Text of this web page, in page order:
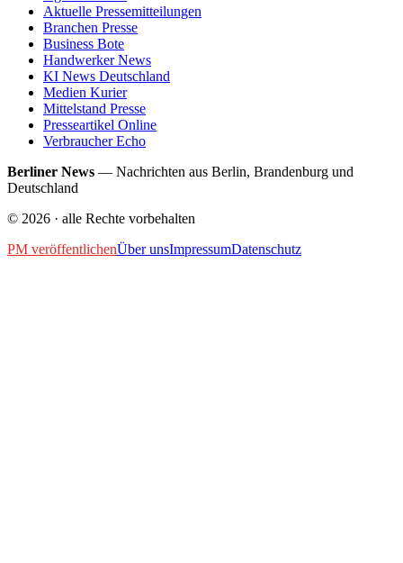
Aktuelle Pressemitteilungen
Branchen Presse
Business Bote
Handwerker News
KI News Deutschland
Medien Kurier
Mittelstand Presse
Presseartikel Online
Verbraucher Echo
Berliner News — Nachrichten aus Berlin, Brandenburg und
Deutschland
© 2026 · alle Rechte vorbehalten
PM veröffentlichenÜber unsImpressumDatenschutz